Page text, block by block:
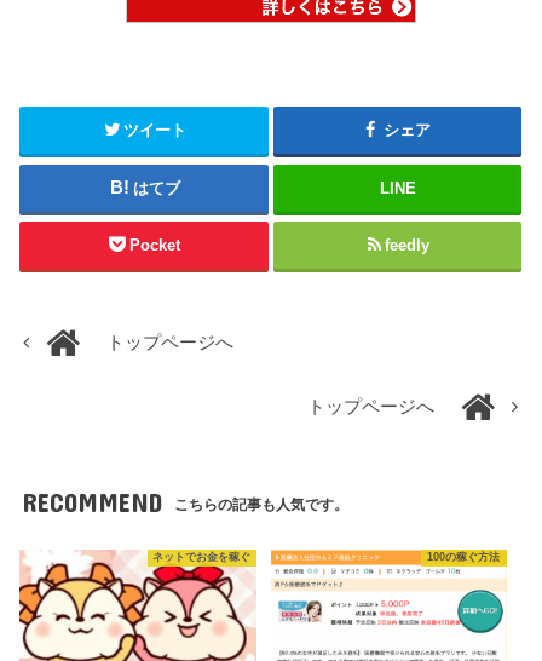
ツイート シェア
はてブ LINE
Pocket feedly
トップページへ
トップページへ
RECOMMEND こちらの記事も人気です。
ネットでお金を稼ぐ 100の稼ぐ方法